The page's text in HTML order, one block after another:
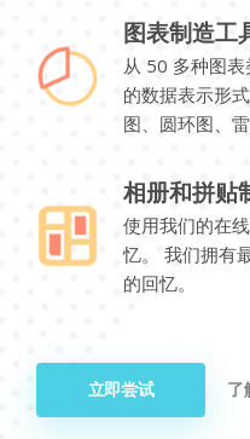
图表制造工
从 50 多种图
的数据表示形
图、圆环图、
相册和拼贴
使用我们的在
忆。 我们拥有
的回忆。
立即尝试